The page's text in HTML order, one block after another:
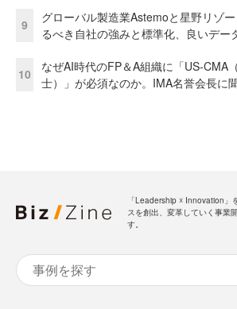
9
グローバル製造業Astemoと星野リゾ
るべき自社の強みと標準化、良いデー
10
なぜAI時代のFP＆A組織に「US-CMA
士）」が必須なのか。IMA名誉会長に
「Leadership ☓ Innovation」
スを創出、変革していく事業
す。